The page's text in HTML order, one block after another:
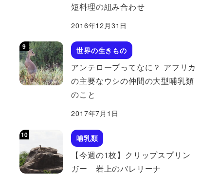
短料理の組み合わせ
2016年12月31日
世界の生きもの
アンテロープってなに？ アフリカ
の主要なウシの仲間の大型哺乳類
のこと
2017年7月1日
哺乳類
【今週の1枚】クリップスプリン
ガー 岩上のバレリーナ